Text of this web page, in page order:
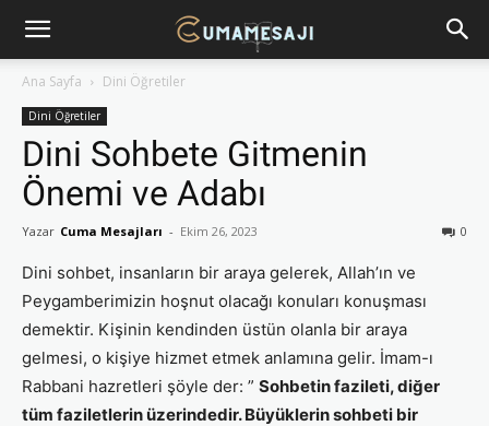
Ana Sayfa Dini Öğretiler
Dini Öğretiler
Dini Sohbete Gitmenin
Önemi ve Adabı
Yazar Cuma Mesajları - Ekim 26, 2023 0
Dini sohbet, insanların bir araya gelerek, Allah’ın ve
Peygamberimizin hoşnut olacağı konuları konuşması
demektir. Kişinin kendinden üstün olanla bir araya
gelmesi, o kişiye hizmet etmek anlamına gelir. İmam-ı
Rabbani hazretleri şöyle der: ” Sohbetin fazileti, diğer
tüm faziletlerin üzerindedir. Büyüklerin sohbeti bir